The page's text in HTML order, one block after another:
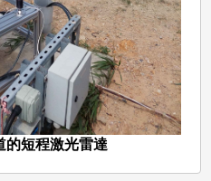
的短程激光雷達